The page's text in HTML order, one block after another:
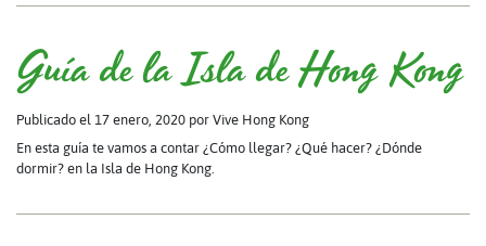
Guía de la Isla de Hong Kong
Publicado el 17 enero, 2020 por Vive Hong Kong
En esta guía te vamos a contar ¿Cómo llegar? ¿Qué hacer? ¿Dónde
dormir? en la Isla de Hong Kong.